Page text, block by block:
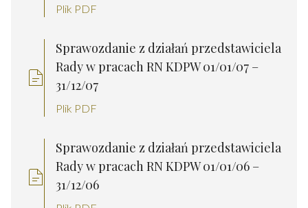
Plik PDF
Sprawozdanie z działań przedstawiciela
Rady w pracach RN KDPW 01/01/07 –
31/12/07
Plik PDF
Sprawozdanie z działań przedstawiciela
Rady w pracach RN KDPW 01/01/06 –
31/12/06